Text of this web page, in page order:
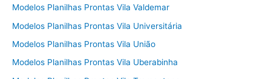
Modelos Planilhas Prontas Vila Valdemar
Modelos Planilhas Prontas Vila Universitária
Modelos Planilhas Prontas Vila União
Modelos Planilhas Prontas Vila Uberabinha